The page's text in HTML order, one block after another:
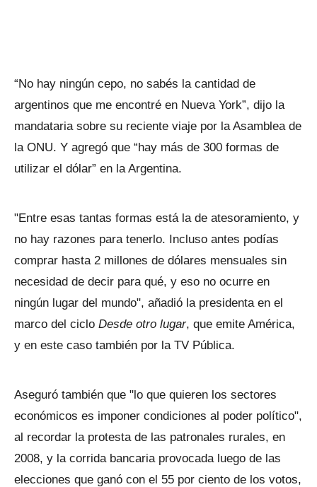
“No hay ningún cepo, no sabés la cantidad de
argentinos que me encontré en Nueva York”, dijo la
mandataria sobre su reciente viaje por la Asamblea de
la ONU. Y agregó que “hay más de 300 formas de
utilizar el dólar” en la Argentina.
"Entre esas tantas formas está la de atesoramiento, y
no hay razones para tenerlo. Incluso antes podías
comprar hasta 2 millones de dólares mensuales sin
necesidad de decir para qué, y eso no ocurre en
ningún lugar del mundo", añadió la presidenta en el
marco del ciclo Desde otro lugar, que emite América,
y en este caso también por la TV Pública.
Aseguró también que "lo que quieren los sectores
económicos es imponer condiciones al poder político",
al recordar la protesta de las patronales rurales, en
2008, y la corrida bancaria provocada luego de las
elecciones que ganó con el 55 por ciento de los votos,